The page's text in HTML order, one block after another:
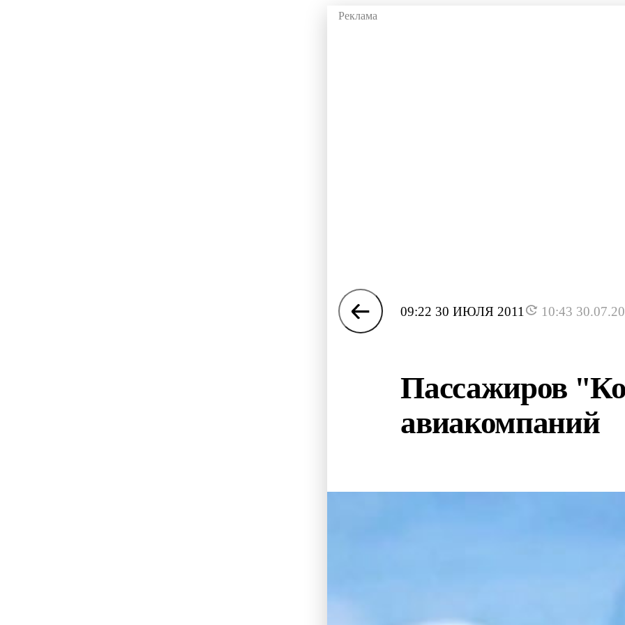
09:22 30 ИЮЛЯ 2011 10:43
Пассажиров
авиакомпаний